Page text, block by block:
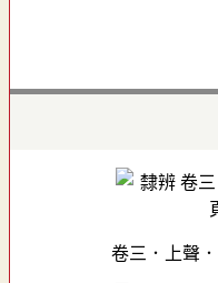
卷三．上聲